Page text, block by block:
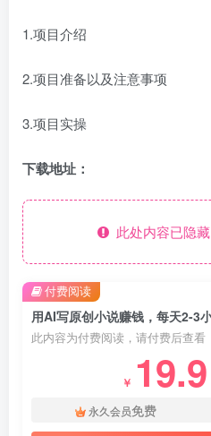
1.项目介绍
2.项目准备以及注意事项
3.项目实操
下载地址：
此处内容已隐
此内容为付费阅读，请付费后查看
￥ 19.9
永久会员免费
付费阅读